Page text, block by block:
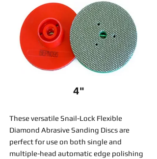
4"
These versatile Snail-Lock Flexible
Diamond Abrasive Sanding Discs are
perfect for use on both single and
multiple-head automatic edge polishing